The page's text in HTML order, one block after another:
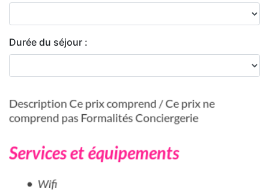
Durée du séjour :